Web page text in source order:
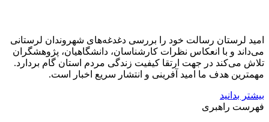
امید لرستان رسالت خود را بررسی دغدغه‌های شهروندان لرستانی
می‌داند و با انعکاس نظرات کارشناسان، دانشگاهیان، پژوهشگران
تلاش می‌کند در جهت ارتقا کیفیت زندگی مردم استان گام بردارد.
مهمترین هدف ما امید آفرینی و انتشار سریع اخبار است.
بیشتر بدانید
فهرست راهبری